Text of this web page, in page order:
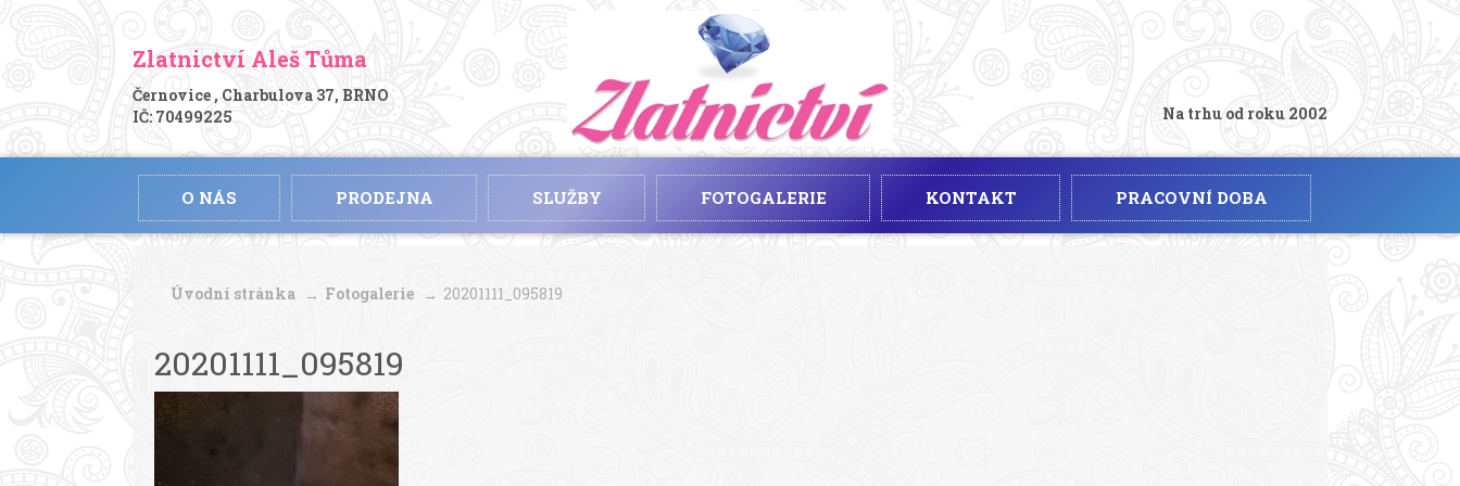
Zlatnictví Aleš Tůma
Černovice , Charbulova 37, BRNO
IČ: 70499225
Na trhu od roku 2002
O NÁS PRODEJNA SLUŽBY FOTOGALERIE KONTAKT PRACOVNÍ DOBA
Úvodní stránka Fotogalerie 20201111_095819
20201111_095819